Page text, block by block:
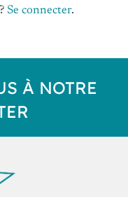
Se connecter.
À NOTRE